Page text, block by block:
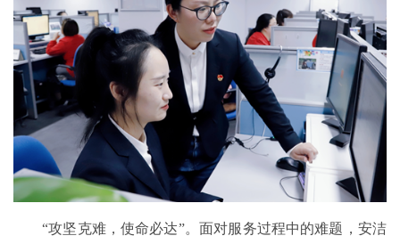
“攻坚克难，使命必达”。面对服务过程中的难题，安洁